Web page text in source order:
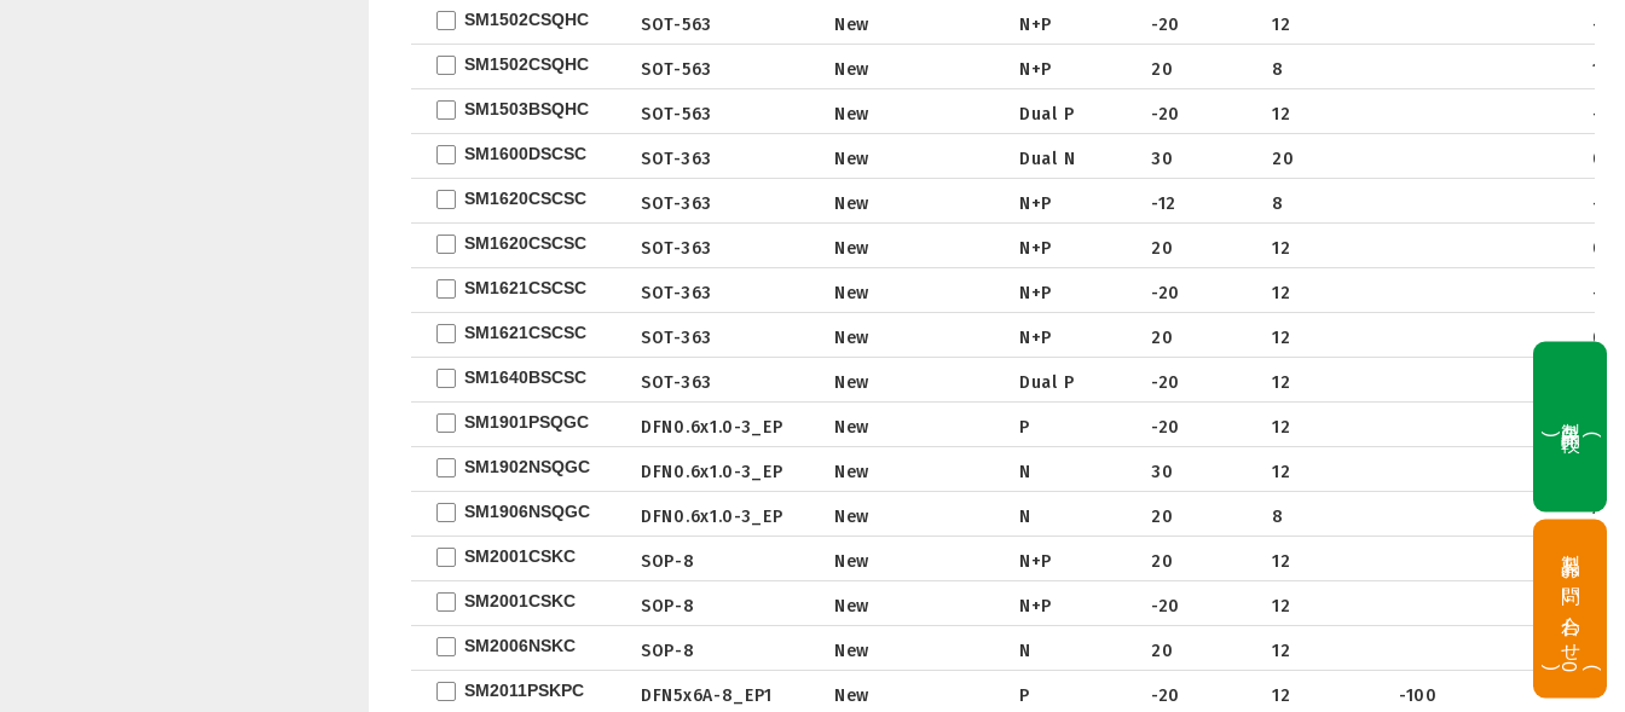
SOT
TO
TSSOP
DFN3x3
DFN3.3x3.3
DFN2x5
DFN2x3
DFN3x2
Tape & Reel
Package
Tape & Reel
Datasheet
Package
Tape & Reel
SM1502CSQHC
Datasheet
Package
Tape & Reel
SOT-563 New N+P -20 12 -
SM1502CSQHC
Datasheet
Package
Tape & Reel
SOT-563 New N+P 20 8 1.1
SM1503BSQHC
Datasheet
Package
Tape & Reel
SOT-563 New Dual P -20 12 -
SM1600DSCSC
Datasheet
Package
Tape & Reel
SOT-363 New Dual N 30 20
SM1620CSCSC
Datasheet
Package
Tape & Reel
SOT-363 New N+P -12 8 -
SM1620CSCSC
Datasheet
Package
Tape & Reel
SOT-363 New N+P 20 12
SM1621CSCSC
Datasheet
Package
Tape & Reel
SOT-363 New N+P -20 12 -
SM1621CSCSC
Datasheet
Package
Tape & Reel
SOT-363 New N+P 20 12 0.8
SM1640BSCSC
Datasheet
Package
Tape & Reel
SOT-363 New Dual P -20 12
SM1901PSQGC
Datasheet
Package
Tape & Reel
DFN0.6x1.0-3_EP New P -20 12 -1
SM1902NSQGC
Datasheet
Package
Tape & Reel
DFN0.6x1.0-3_EP New N 30 12
SM1906NSQGC
Datasheet
Package
Tape & Reel
DFN0.6x1.0-3_EP New N 20 8 1.8
SM2001CSKC
Datasheet
Package
Tape & Reel
SOP-8 New N+P 20 12
SM2001CSKC
Datasheet
Package
SOP-8 New N+P -20 12
SM2006NSKC
Datasheet
SOP-8 New N 20 12
SM2011PSKPC DFN5x6A-8_EP1 New P -20 12 -100 -26
(0)
製品お問い合わせ
(0 )